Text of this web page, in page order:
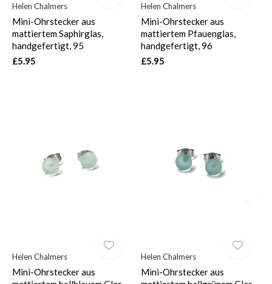
Helen Chalmers
Mini-Ohrstecker aus
mattiertem Saphirglas,
handgefertigt, 95
£5.95
Helen Chalmers
Mini-Ohrstecker aus
mattiertem Pfauenglas,
handgefertigt, 96
£5.95
Helen Chalmers
Mini-Ohrstecker aus
Helen Chalmers
Mini-Ohrstecker aus